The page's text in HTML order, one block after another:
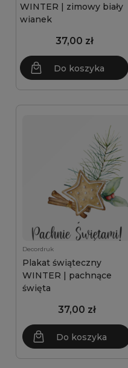
WINTER | zimowy biały
wianek
37,00 zł
Do koszyka
Decordruk
Plakat świąteczny
WINTER | pachnące
święta
37,00 zł
Do koszyka